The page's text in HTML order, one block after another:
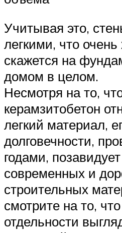
Учитывая это,
легкими, что
скажется на
домом в целом.
Несмотря на то,
керамзитобетон
легкий материал,
долговечности,
годами,
современных и
строительных
смотрите на то,
отдельности